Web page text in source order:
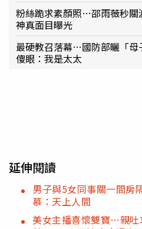
粉絲跪求素顏照…邵雨薇秒
神真面目曝光
最硬教召落幕…國防部曬「
傻眼：我是太太
延伸閱讀
男子與5女同事關一間
慕：天上人間
美女主播喜懷雙寶…親吐